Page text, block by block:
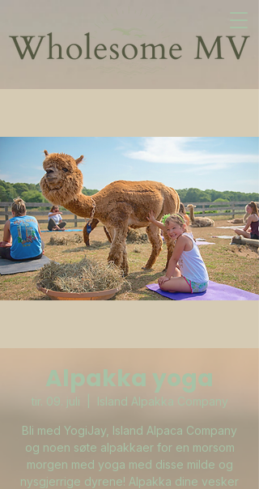
Alpakka yoga
tir. 09. juli Island Alpakka Company
Bli med YogiJay, Island Alpaca Company
og noen søte alpakkaer for en morsom
morgen med yoga med disse milde og
nysgjerrige dyrene! Alpakka dine vesker